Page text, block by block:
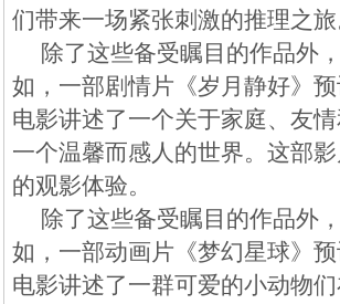
们带来一场紧张刺激的推理之旅
除了这些备受瞩目的作品外
如，一部剧情片《岁月静好》
电影讲述了一个关于家庭、友
一个温馨而感人的世界。这部
的观影体验。
除了这些备受瞩目的作品外
如，一部动画片《梦幻星球》
电影讲述了一群可爱的小动物